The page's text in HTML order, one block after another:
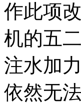
作此项
机的五
注水加
依然无